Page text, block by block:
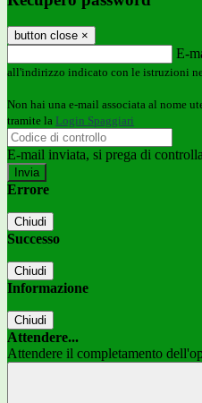
button close ×
E-
all'indirizzo indicato con le istruzioni
Non hai una e-mail associata al nome
tramite la Login Spaggiari
E-mail inviata, si prega di
Errore
Chiudi
Successo
Chiudi
Informazione
Chiudi
Attendere...
Attendere il completamento